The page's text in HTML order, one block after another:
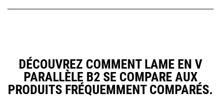
DÉCOUVREZ COMMENT LAME EN V
PARALLÈLE B2 SE COMPARE AUX
PRODUITS FRÉQUEMMENT COMPARÉS.